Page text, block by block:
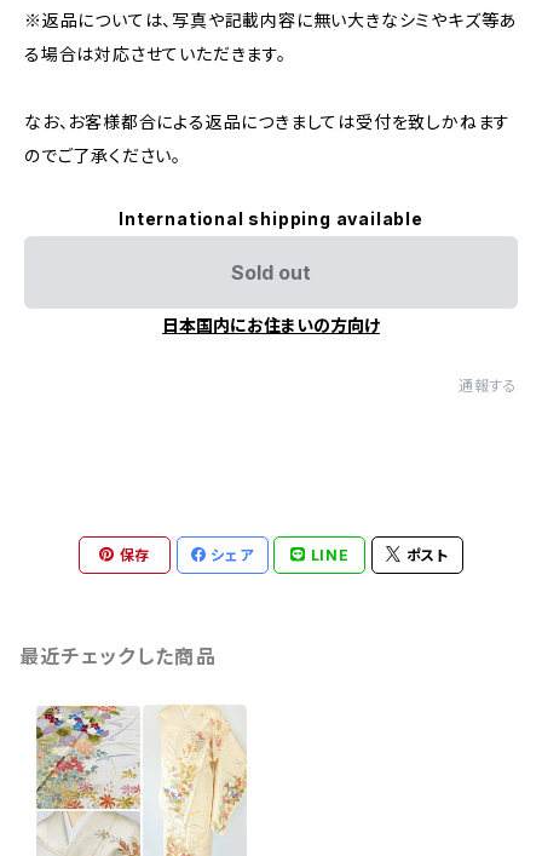
※返品については、写真や記載内容に無い大きなシミやキズ等あ
る場合は対応させていただきます。
なお、お客様都合による返品につきましては受付を致しかねます
のでご了承ください。
International shipping available
Sold out
日本国内にお住まいの方向け
通報する
保存 シェア LINE ポスト
最近チェックした商品